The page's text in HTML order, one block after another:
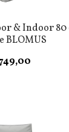
& Indoor 80
BLOMUS